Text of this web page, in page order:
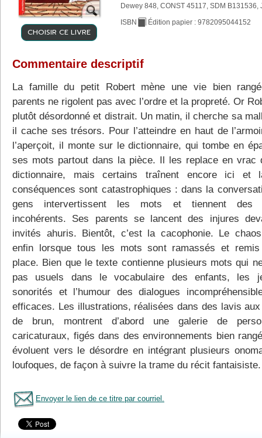
CHOISIR CE LIVRE
Dewey 848, CONST 45117, SDM B131536,
ISBN Édition papier : 9782095044152
Commentaire descriptif
La famille du petit Robert mène une vie bien
parents ne rigolent pas avec l’ordre et la propreté. Or
plutôt désordonné et distrait. Un matin, il cherche sa
il cache ses trésors. Pour l’atteindre en haut de
l’aperçoit, il monte sur le dictionnaire, qui tombe en
ses mots partout dans la pièce. Il les replace en vrac
dictionnaire, mais certains traînent encore ici et
conséquences sont catastrophiques : dans la
gens intervertissent les mots et tiennent des
incohérents. Ses parents se lancent des injures
invités ahuris. Bientôt, c’est la cacophonie. Le
enfin lorsque tous les mots sont ramassés et
place. Bien que le texte contienne plusieurs mots qui
pas usuels dans le vocabulaire des enfants, les
sonorités et l’humour des dialogues
efficaces. Les illustrations, réalisées dans des lavis
de brun, montrent d’abord une galerie de
caricaturaux, figés dans des environnements bien
évoluent vers le désordre en intégrant plusieurs
loufoques, de façon à suivre la trame du récit fantaisiste.
Envoyer le lien de ce titre par courriel.